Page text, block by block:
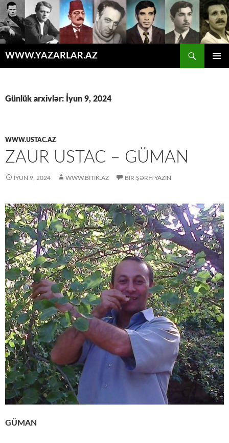
WWW.YAZARLAR.AZ
Günlük arxivlər: İyun 9, 2024
WWW.USTAC.AZ
ZAUR USTAC – GÜMAN
İYUN 9, 2024 WWW.BITIK.AZ BIR ŞƏRH YAZIN
GÜMAN